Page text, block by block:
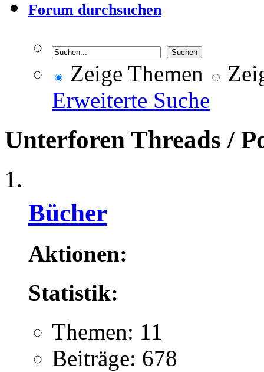
Forum durchsuchen
Zeige Themen
Erweiterte Suche
Unterforen Threads /
Bücher
Aktionen:
Statistik:
Themen: 11
Beiträge: 678